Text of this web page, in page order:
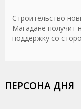
Строительство
Магадане получит
поддержку со
ПЕРСОНА ДНЯ